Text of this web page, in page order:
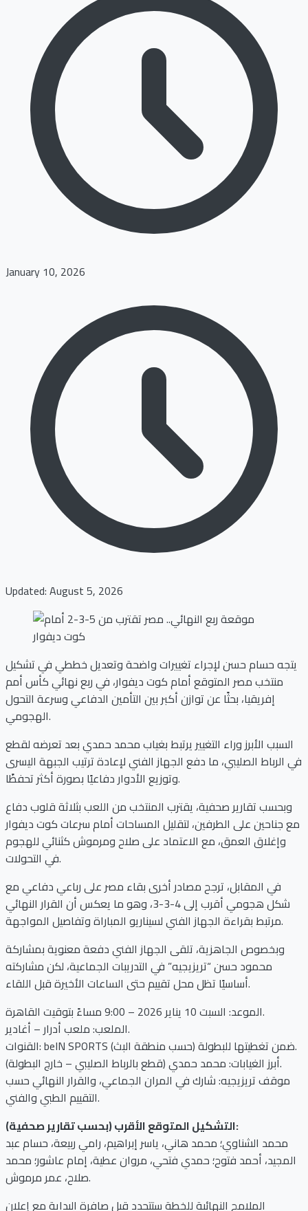
January 10, 2026
Updated: August 5, 2026
يتجه حسام حسن لإجراء تغييرات واضحة وتعديل خططي في تشكيل
منتخب مصر المتوقع أمام كوت ديفوار، في ربع نهائي كأس أمم
إفريقيا، بحثًا عن توازن أكبر بين التأمين الدفاعي وسرعة التحول
الهجومي.
السبب الأبرز وراء التغيير يرتبط بغياب محمد حمدي بعد تعرضه لقطع
في الرباط الصليبي، ما دفع الجهاز الفني لإعادة ترتيب الجبهة اليسرى
وتوزيع الأدوار دفاعيًا بصورة أكثر تحفظًا.
وبحسب تقارير صحفية، يقترب المنتخب من اللعب بثلاثة قلوب دفاع
مع جناحين على الطرفين، لتقليل المساحات أمام سرعات كوت ديفوار
وإغلاق العمق، مع الاعتماد على صلاح ومرموش كثنائي للهجوم
في التحولات.
في المقابل، ترجح مصادر أخرى بقاء مصر على رباعي دفاعي مع
شكل هجومي أقرب إلى 4-3-3، وهو ما يعكس أن القرار النهائي
مرتبط بقراءة الجهاز الفني لسيناريو المباراة وتفاصيل المواجهة.
وبخصوص الجاهزية، تلقى الجهاز الفني دفعة معنوية بمشاركة
محمود حسن “تريزيجيه” في التدريبات الجماعية، لكن مشاركته
أساسيًا تظل محل تقييم حتى الساعات الأخيرة قبل اللقاء.
الموعد: السبت 10 يناير 2026 – 9:00 مساءً بتوقيت القاهرة.
الملعب: ملعب أدرار – أغادير.
القنوات: beIN SPORTS ضمن تغطيتها للبطولة (حسب منطقة البث).
أبرز الغيابات: محمد حمدي (قطع بالرباط الصليبي – خارج البطولة).
موقف تريزيجيه: شارك في المران الجماعي، والقرار النهائي حسب
التقييم الطبي والفني.
التشكيل المتوقع الأقرب (بحسب تقارير صحفية):
محمد الشناوي؛ محمد هاني، ياسر إبراهيم، رامي ربيعة، حسام عبد
المجيد، أحمد فتوح؛ حمدي فتحي، مروان عطية، إمام عاشور؛ محمد
صلاح، عمر مرموش.
الملامح النهائية للخطة ستتحدد قبل صافرة البداية مع إعلان